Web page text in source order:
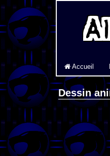
Accueil
Dessin